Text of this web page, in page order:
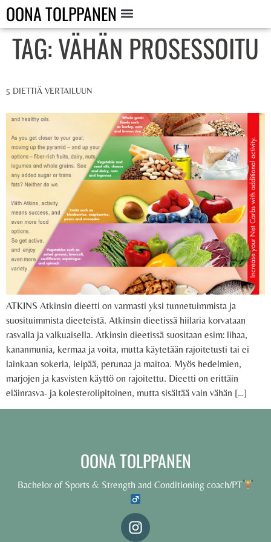
OONA TOLPPANEN
TAG:VÄHÄN PROSESSOITU
5 DIETTIÄ VERTAILUUN
ATKINS Atkinsin dieetti on varmasti yksi tunnetuimmista ja
suosituimmista dieeteistä. Atkinsin dieetissä hiilaria korvataan
rasvalla ja valkuaisella. Atkinsin dieetissä suositaan esim: lihaa,
kananmunia, kermaa ja voita, mutta käytetään rajoitetusti tai ei
lainkaan sokeria, leipää, perunaa ja maitoa. Myös hedelmien,
marjojen ja kasvisten käyttö on rajoitettu. Dieetti on erittäin
eläinrasva- ja kolesterolipitoinen, mutta sisältää vain vähän […]
OONA TOLPPANEN
Bachelor of Sports & Strength and Conditioning coach/PT